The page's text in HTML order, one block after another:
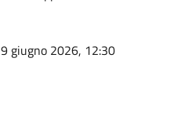
giugno 2026, 12:30